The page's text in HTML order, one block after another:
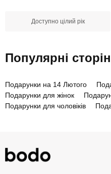
Доступно цілий рік
Популярні
Подарунки на 14 Лютого
Подарунки для жінок
Подарунки для чоловіків